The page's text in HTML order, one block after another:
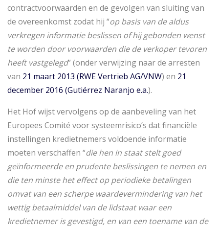
contractvoorwaarden en de gevolgen van sluiting van
de overeenkomst zodat hij “op basis van de aldus
verkregen informatie beslissen of hij gebonden wenst
te worden door voorwaarden die de verkoper tevoren
heeft vastgelegd” (onder verwijzing naar de arresten
van 21 maart 2013 (RWE Vertrieb AG/VNW) en 21
december 2016 (Gutiérrez Naranjo e.a.).
Het Hof wijst vervolgens op de aanbeveling van het
Europees Comité voor systeemrisico’s dat financiële
instellingen kredietnemers voldoende informatie
moeten verschaffen “die hen in staat stelt goed
geïnformeerde en prudente beslissingen te nemen en
die ten minste het effect op periodieke betalingen
omvat van een scherpe waardevermindering van het
wettig betaalmiddel van de lidstaat waar een
kredietnemer is gevestigd, en van een toename van de